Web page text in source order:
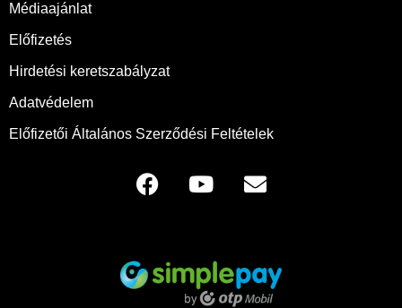
Médiaajánlat
Előfizetés
Hirdetési keretszabályzat
Adatvédelem
Előfizetői Általános Szerződési Feltételek